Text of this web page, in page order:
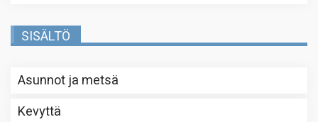
SISÄLTÖ
Asunnot ja metsä
Kevyttä